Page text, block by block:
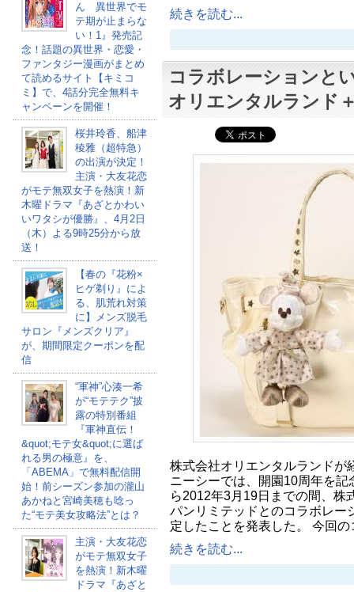
ん 異世界でモ
テ期が止まらな
い！1』発売記
念！話題の異世界・恋愛・
ファンタジー漫画がまとめ
て読めるサイト【キミコ
ミ】で、4話分完全無料キ
ャンペーンを開催！
桜井玲香、船津
稜雅（超特急）
の出演が決定！
主演・大友花恋
がモテ無双女子を熱演！新
木曜ドラマ『あざとかわい
いワタシが優勝』、4月2日
（木）よる9時25分から放
送！
【春の『花粉×
ヒゲ剃り』によ
る、肌荒れ対策
に】メンズ脱毛
サロン『メンズクリア』
が、期間限定クーポンを配
信
“軍神”心湊一希
が“モテテク”披
露の特別番組
『軍神直伝！
&quot;モテ女&quot;に選ば
れる男の極意』を、
「ABEMA」で無料配信開
始！前シーズン参加の瀧山
あかねと宮崎美穂も唸っ
た“モテ美女攻略法”とは？
主演・大友花恋
がモテ無双女子
を熱演！新木曜
ドラマ『あざと
続きを読む...
コラボレーションと
オリエンタルランド
株式会社オリエンタルランドが
ニーシーでは、開園10周年を
ら2012年3月19日までの間、株
パンリミテッドとのコラボレー
定したことを発表した。 今回
続きを読む...